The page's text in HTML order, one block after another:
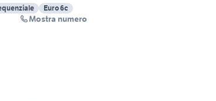
Euro 6c
Mostra numero